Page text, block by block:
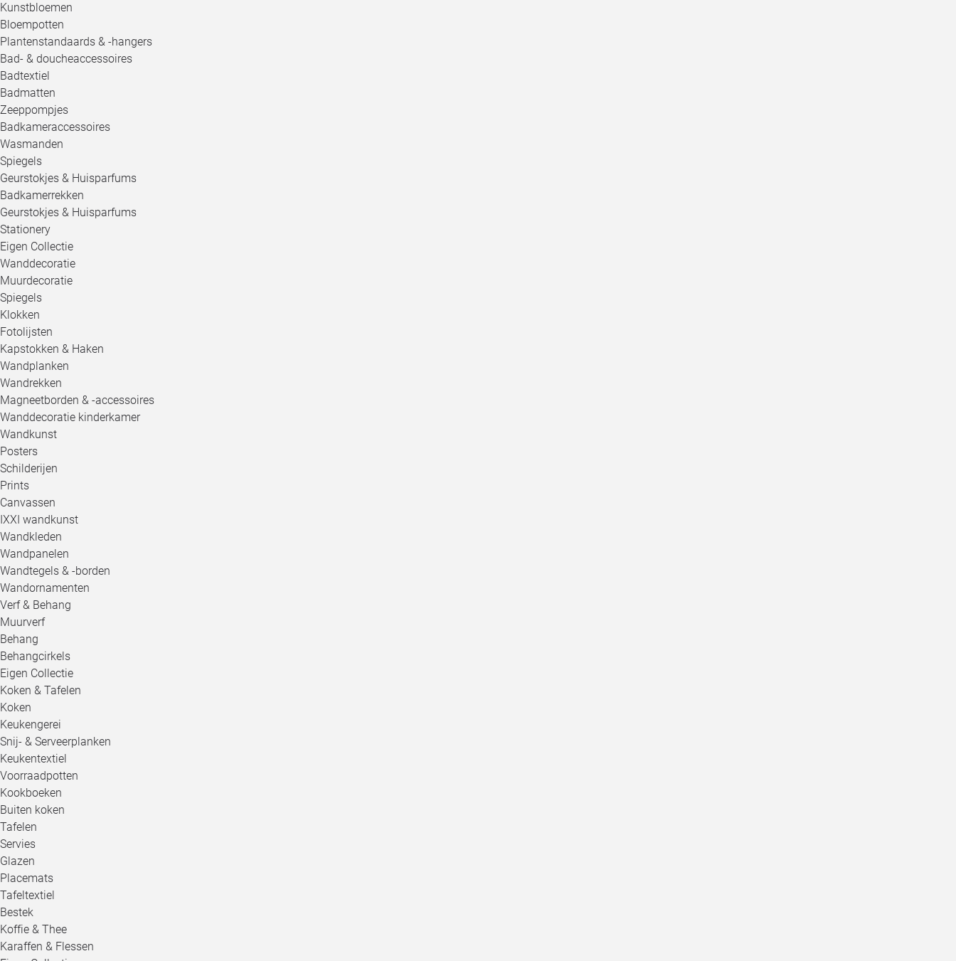
Kunstbloemen
Bloempotten
Plantenstandaards & -hangers
Bad- & doucheaccessoires
Badtextiel
Badmatten
Zeeppompjes
Badkameraccessoires
Wasmanden
Spiegels
Geurstokjes & Huisparfums
Badkamerrekken
Geurstokjes & Huisparfums
Stationery
Eigen Collectie
Wanddecoratie
Muurdecoratie
Spiegels
Klokken
Fotolijsten
Kapstokken & Haken
Wandplanken
Wandrekken
Magneetborden & -accessoires
Wanddecoratie kinderkamer
Wandkunst
Posters
Schilderijen
Prints
Canvassen
IXXI wandkunst
Wandkleden
Wandpanelen
Wandtegels & -borden
Wandornamenten
Verf & Behang
Muurverf
Behang
Behangcirkels
Eigen Collectie
Koken & Tafelen
Koken
Keukengerei
Snij- & Serveerplanken
Keukentextiel
Voorraadpotten
Kookboeken
Buiten koken
Tafelen
Servies
Glazen
Placemats
Tafeltextiel
Bestek
Koffie & Thee
Karaffen & Flessen